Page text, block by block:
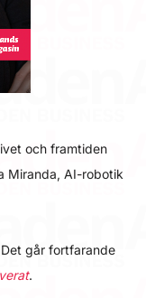
och framtiden
Miranda, AI-robotik
går fortfarande
.